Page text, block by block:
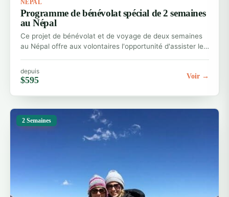
NEPAL
Programme de bénévolat spécial de 2 semaines
au Népal
Ce projet de bénévolat et de voyage de deux semaines
au Népal offre aux volontaires l'opportunité d'assister le…
depuis
$595 Voir →
2 Semaines